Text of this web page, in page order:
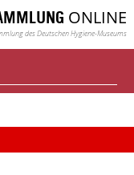
ONLINE
des Deutschen Hygiene-Museums